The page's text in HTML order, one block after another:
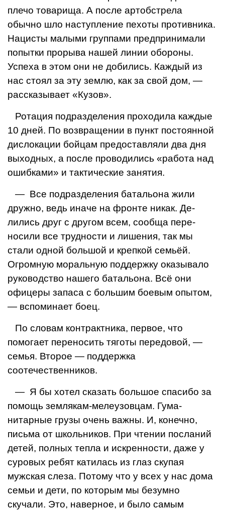
плечо товарища. А после артобстрела
обычно шло наступление пе­хоты противника.
Нацисты малыми груп­пами предпринимали
попытки проры­ва нашей линии обороны.
Успеха в этом они не добились. Каждый из
нас стоял за эту землю, как за свой дом, —
рассказыва­ет «Кузов».
Ротация подразделения проходила каж­дые
10 дней. По возвращении в пункт по­стоянной
дислокации бойцам предоставляли два дня
выходных, а после проводились «работа над
ошибками» и тактичес­кие занятия.
— Все подразделения батальона жили
дружно, ведь иначе на фронте никак. Де­
лились друг с другом всем, сообща пере­
носили все трудности и лишения, так мы
стали одной большой и крепкой семьёй.
Огромную моральную поддержку оказы­вало
руководство нашего батальона. Всё они
офицеры запаса с большим боевым опытом,
— вспоминает боец.
По словам контрактника, первое, что
помогает переносить тяготы передовой, —
семья. Второе — поддержка
соотечественников.
— Я бы хотел сказать большое спасибо за
помощь землякам-мелеузовцам. Гума­
нитарные грузы очень важны. И, конеч­но,
письма от школьников. При чтении по­сланий
детей, полных тепла и искреннос­ти, даже у
суровых ребят катилась из глаз скупая
мужская слеза. Потому что у всех у нас дома
семьи и дети, по которым мы безумно
скучали. Это, наверное, и было самым